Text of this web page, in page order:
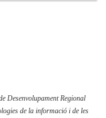
Desenvolupament Regional
de la informació i de les